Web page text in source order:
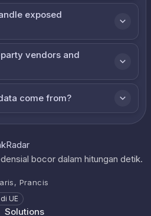
exposed
vendors and
come from?
bocor dalam hitungan detik.
Prancis
UE
Solutions